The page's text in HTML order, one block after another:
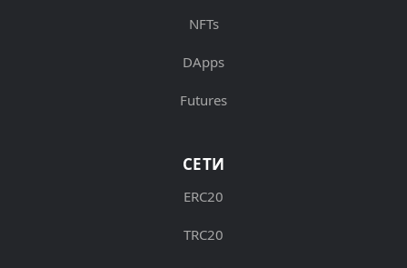
NFTs
DApps
Futures
СЕТИ
ERC20
TRC20